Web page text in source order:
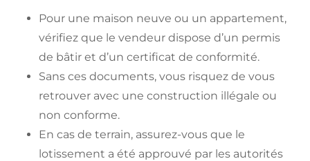
Pour une maison neuve ou un appartement,
vérifiez que le vendeur dispose d’un permis
de bâtir et d’un certificat de conformité.
Sans ces documents, vous risquez de vous
retrouver avec une construction illégale ou
non conforme.
En cas de terrain, assurez-vous que le
lotissement a été approuvé par les autorités